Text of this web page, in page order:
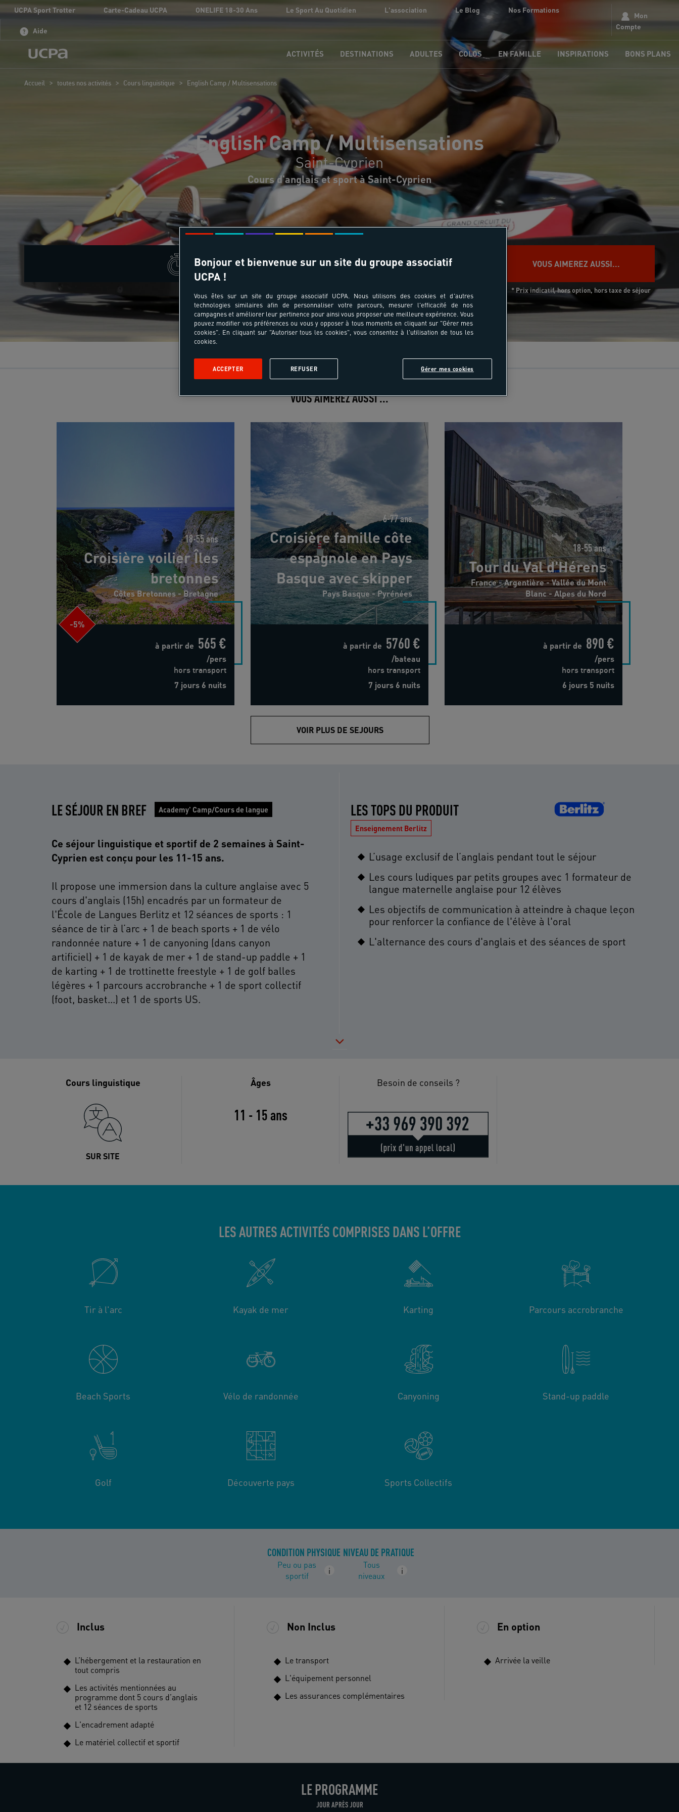
UCPA Sport Trotter Carte-Cadeau UCPA ONELIFE 18-30 Ans Le Sport Au Quotidien L'association Le Blog Nos Formations
Aide
Mon
Compte
ACTIVITÉS DESTINATIONS ADULTES COLOS EN FAMILLE INSPIRATIONS BONS PLANS
Accueil > toutes nos activités > Cours linguistique > English Camp / Multisensations
English Camp / Multisensations
Saint-Cyprien
Cours d'anglais et sport à Saint-Cyprien
Ce séjour n'est pas disponible VOUS AIMEREZ AUSSI...
* Prix indicatif, hors option, hors taxe de séjour
VOUS AIMEREZ AUSSI ...
18-55 ans
Croisière voilier Îles
bretonnes
Côtes Bretonnes - Bretagne
-5%
à partir de 565 €
/pers
hors transport
7 jours 6 nuits
6-77 ans
Croisière famille côte
espagnole en Pays
Basque avec skipper
Pays Basque - Pyrénées
à partir de 5760 €
/bateau
hors transport
7 jours 6 nuits
18-55 ans
Tour du Val d'Hérens
France - Argentière - Vallée du Mont
Blanc - Alpes du Nord
à partir de 890 €
/pers
hors transport
6 jours 5 nuits
VOIR PLUS DE SEJOURS
LE SÉJOUR EN BREF Academy' Camp/Cours de langue
Ce séjour linguistique et sportif de 2 semaines à Saint-
Cyprien est conçu pour les 11-15 ans.
Il propose une immersion dans la culture anglaise avec 5
cours d'anglais (15h) encadrés par un formateur de
l'École de Langues Berlitz et 12 séances de sports : 1
séance de tir à l’arc + 1 de beach sports + 1 de vélo
randonnée nature + 1 de canyoning (dans canyon
artificiel) + 1 de kayak de mer + 1 de stand-up paddle + 1
de karting + 1 de trottinette freestyle + 1 de golf balles
légères + 1 parcours accrobranche + 1 de sport collectif
(foot, basket...) et 1 de sports US.
LES TOPS DU PRODUIT
Enseignement Berlitz
L’usage exclusif de l’anglais pendant tout le séjour
Les cours ludiques par petits groupes avec 1 formateur de
langue maternelle anglaise pour 12 élèves
Les objectifs de communication à atteindre à chaque leçon
pour renforcer la confiance de l'élève à l'oral
L'alternance des cours d'anglais et des séances de sport
Cours linguistique
SUR SITE
Âges
11 - 15 ans
Besoin de conseils ?
LES AUTRES ACTIVITÉS COMPRISES DANS L’OFFRE
Tir à l'arc Kayak de mer Karting Parcours accrobranche
Beach Sports Vélo de randonnée Canyoning Stand-up paddle
Golf Découverte pays Sports Collectifs
CONDITION PHYSIQUE
Peu ou pas
sportif
i
NIVEAU DE PRATIQUE
Tous
niveaux
i
Inclus
L’hébergement et la restauration en
tout compris
Les activités mentionnées au
programme dont 5 cours d’anglais
et 12 séances de sports
L'encadrement adapté
Le matériel collectif et sportif
Non Inclus
Le transport
L'équipement personnel
Les assurances complémentaires
En option
Arrivée la veille
LE PROGRAMME
JOUR APRÈS JOUR
Bonjour et bienvenue sur un site du groupe associatif
UCPA !
Vous êtes sur un site du groupe associatif UCPA. Nous utilisons des cookies et d'autres
technologies similaires afin de personnaliser votre parcours, mesurer l'efficacité de nos
campagnes et améliorer leur pertinence pour ainsi vous proposer une meilleure expérience. Vous
pouvez modifier vos préférences ou vous y opposer à tous moments en cliquant sur "Gérer mes
cookies". En cliquant sur "Autoriser tous les cookies", vous consentez à l'utilisation de tous les
cookies.
Gérer mes cookies
REFUSER
ACCEPTER